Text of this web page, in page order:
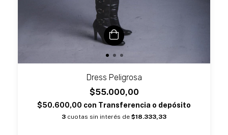
Dress Peligrosa
$55.000,00
$50.600,00 con Transferencia o depósito
3 cuotas sin interés de $18.333,33